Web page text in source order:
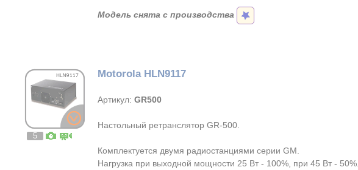
Модель снята с производства
5
Motorola HLN9117
Артикул:GR500
Настольный ретранслятор GR-500.
Комплектуется двумя радиостанциями серии GM.
Нагрузка при выходной мощности 25 Вт - 100%, при 45 Вт - 50%.